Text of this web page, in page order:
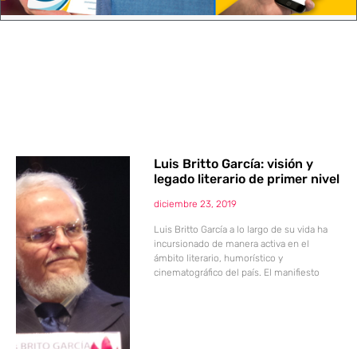
Luis Britto García: visión y
legado literario de primer nivel
diciembre 23, 2019
Luis Britto García a lo largo de su vida ha
incursionado de manera activa en el
ámbito literario, humorístico y
cinematográfico del país. El manifiesto